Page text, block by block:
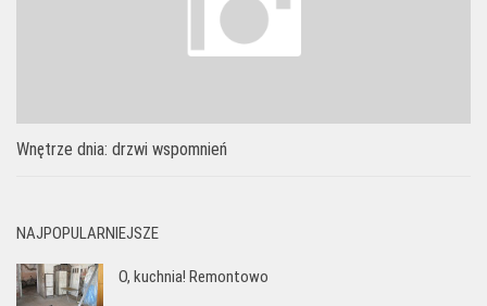
Wnętrze dnia: drzwi wspomnień
NAJPOPULARNIEJSZE
O, kuchnia! Remontowo